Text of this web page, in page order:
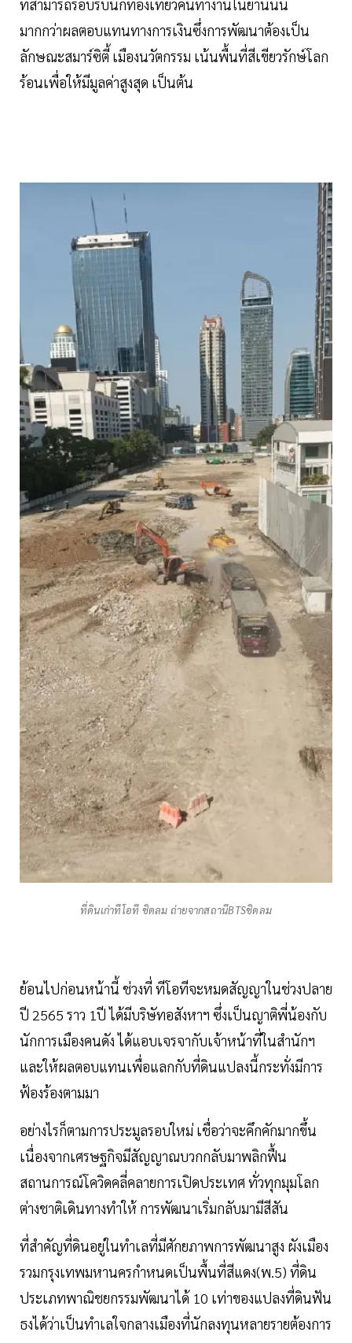
ที่สามารถรอบรับนักท่องเที่ยวคนทำงานในย่านนั้น
มากกว่าผลตอบแทนทางการเงินซึ่งการพัฒนาต้องเป็น
ลักษณะสมาร์ซิตี้ เมืองนวัตกรรม เน้นพื้นที่สีเขียวรักษ์โลก
ร้อนเพื่อให้มีมูลค่าสูงสุด เป็นต้น
ที่ดินเก่าทีโอที ชิดลม ถ่ายจากสถานีBTSชิดลม
ย้อนไปก่อนหน้านี้ ช่วงที่ ทีโอทีจะหมดสัญญาในช่วงปลาย
ปี 2565 ราว 1ปี ได้มีบริษัทอสังหาฯ ซึ่งเป็นญาติพี่น้องกับ
นักการเมืองคนดัง ได้แอบเจรจากับเจ้าหน้าที่ในสำนักฯ
และให้ผลตอบแทนเพื่อแลกกับที่ดินแปลงนี้กระทั่งมีการ
ฟ้องร้องตามมา
อย่างไรก็ตามการประมูลรอบใหม่ เชื่อว่าจะคึกคักมากขึ้น
เนื่องจากเศรษฐกิจมีสัญญาณบวกกลับมาพลิกฟื้น
สถานการณ์โควิดคลี่คลายการเปิดประเทศ ทั่วทุกมุมโลก
ต่างชาติเดินทางทำให้ การพัฒนาเริ่มกลับมามีสีสัน
ที่สำคัญที่ดินอยู่ในทำเลที่มีศักยภาพการพัฒนาสูง ผังเมือง
รวมกรุงเทพมหานครกำหนดเป็นพื้นที่สีแดง(พ.5) ที่ดิน
ประเภทพาณิชยกรรมพัฒนาได้ 10 เท่าของแปลงที่ดินฟัน
ธงได้ว่าเป็นทำเลใจกลางเมืองที่นักลงทุนหลายรายต้องการ